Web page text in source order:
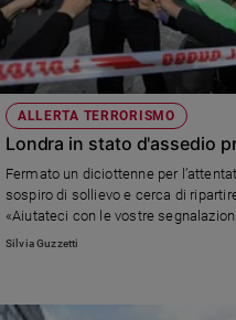
ALLERTA TERRORISMO
Londra in stato d'assedio
Fermato un diciottenne per
sospiro di sollievo e cerca di
«Aiutateci con le vostre
arresti per terrorismo aumentati del
Silvia Guzzetti